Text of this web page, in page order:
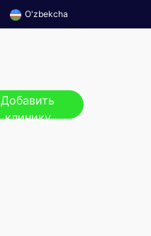
O'zbekcha
Добавить
клинику